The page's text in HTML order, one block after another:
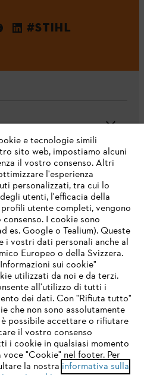
#STIHL
Cookies
NICHT
wir noch nicht unterstützen. Für
Seite empfehlen wir Ihnen, zu
zu wechseln:
chrome
e tecnologie simili
sito web, impostiamo alcuni
il vostro consenso. Altri
l'esperienza
personalizzati, tra cui lo
utenti, l'efficacia della
utente completi, vengono
I cookie sono
es. Google o Tealium). Queste
vostri dati personali anche al
Europeo o della Svizzera.
sui cookie"
utilizzati da noi e da terzi.
all'utilizzo di tutti i
dei dati. Con "Rifiuta tutto"
che non sono assolutamente
possibile accettare o rifiutare
il vostro consenso
i cookie in qualsiasi momento
"Cookie" nel footer. Per
la nostra informativa sulla